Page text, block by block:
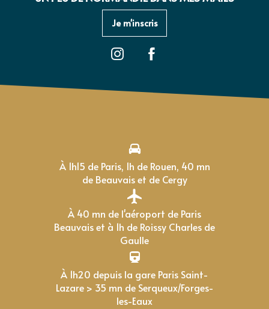
Je m'inscris
À 1h15 de Paris, 1h de Rouen, 40 mn
de Beauvais et de Cergy
À 40 mn de l'aéroport de Paris
Beauvais et à 1h de Roissy Charles de
Gaulle
À 1h20 depuis la gare Paris Saint-
Lazare > 35 mn de Serqueux/Forges-
les-Eaux